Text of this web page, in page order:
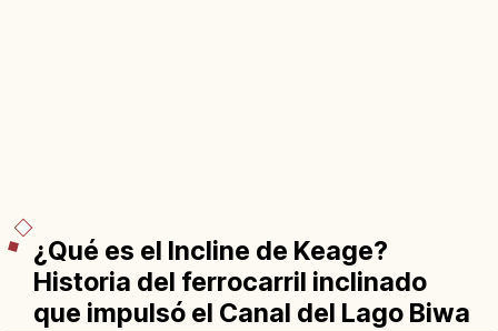
¿Qué es el Incline de Keage?
Historia del ferrocarril inclinado
que impulsó el Canal del Lago Biwa